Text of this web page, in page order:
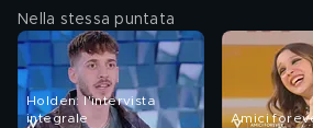
Nella stessa puntata
Holden: l'intervista
integrale
Amici